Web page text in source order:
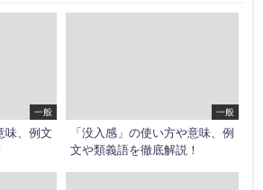
一般
味、例文
一般
「没入感」の使い方や意味、例
文や類義語を徹底解説！